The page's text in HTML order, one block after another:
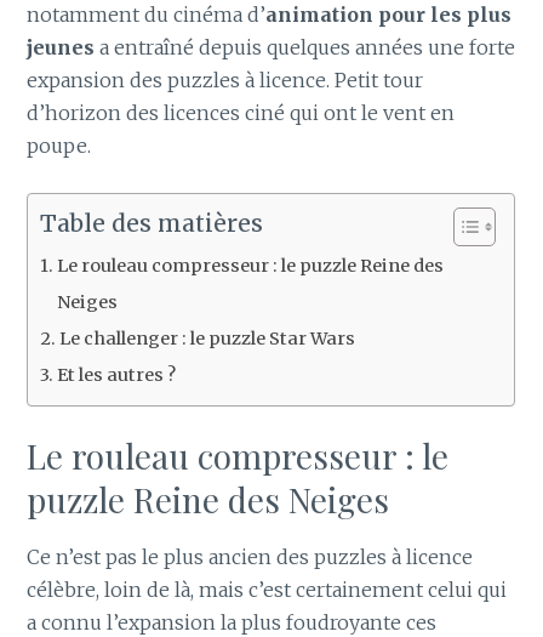
notamment du cinéma d’animation pour les plus
jeunes a entraîné depuis quelques années une forte
expansion des puzzles à licence. Petit tour
d’horizon des licences ciné qui ont le vent en
poupe.
Table des matières
Le rouleau compresseur : le puzzle Reine des
Neiges
Le challenger : le puzzle Star Wars
Et les autres ?
Le rouleau compresseur : le
puzzle Reine des Neiges
Ce n’est pas le plus ancien des puzzles à licence
célèbre, loin de là, mais c’est certainement celui qui
a connu l’expansion la plus foudroyante ces